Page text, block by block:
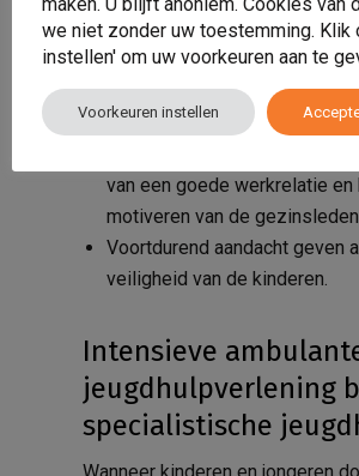
sensitieve houding
Samen met het hele gezin
opstellen en samen aan die
werken.
van een goede werkrelatie en
motiveren van de gezinsleden.
Voortdurend aandacht geven
veiligheid van de kinderen.
Intensieve
jeugdhulpverlening
specialistische
Wanneer kinderen en jongeren
we niet zonder uw toestemming. Klik
instellen' om uw voorkeuren aan te
Voorkeuren instellen